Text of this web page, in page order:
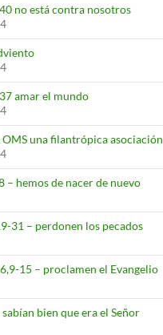
no está contra nosotros
amar el mundo
OMS una filantrópica asociación
– hemos de nacer de nuevo
31 – perdonen los pecados
15 – proclamen el Evangelio
bien que era el Señor